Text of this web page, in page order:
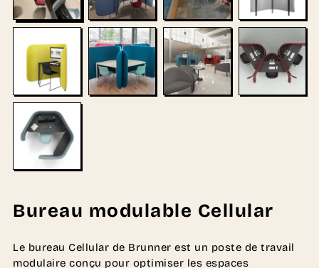
Bureau modulable Cellular
Le bureau Cellular de Brunner est un poste de travail
modulaire conçu pour optimiser les espaces